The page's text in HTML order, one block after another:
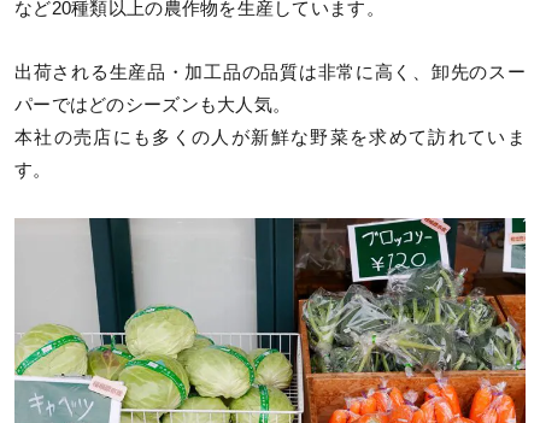
など20種類以上の農作物を生産しています。
出荷される生産品・加工品の品質は非常に高く、卸先のスー
パーではどのシーズンも大人気。
本社の売店にも多くの人が新鮮な野菜を求めて訪れていま
す。